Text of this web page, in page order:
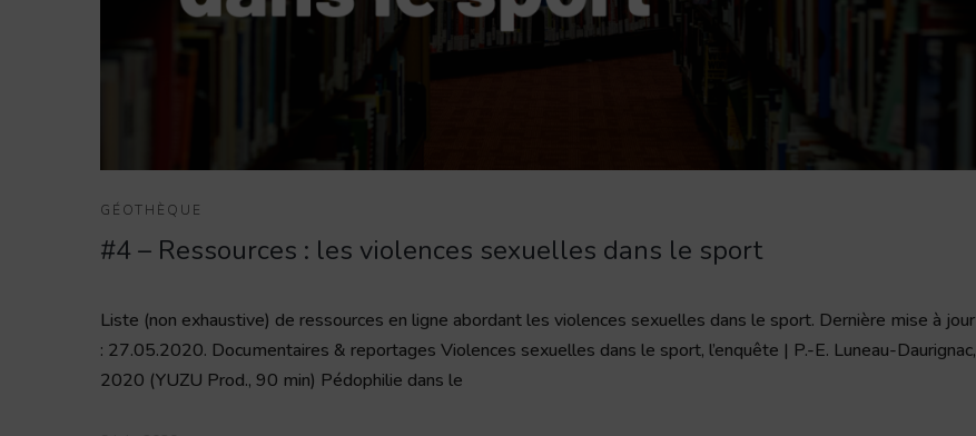
GÉOTHÈQUE
#4 – Ressources : les violences sexuelles dans le sport
Liste (non exhaustive) de ressources en ligne abordant les violences sexuelles dans le sport. Dernière mise à jour
: 27.05.2020. Documentaires & reportages Violences sexuelles dans le sport, l’enquête | P.-E. Luneau-Daurignac,
2020 (YUZU Prod., 90 min) Pédophilie dans le